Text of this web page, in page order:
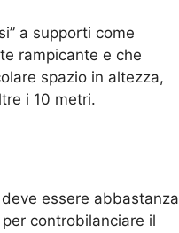
a supporti come
rampicante e che
spazio in altezza,
i 10 metri.
essere abbastanza
controbilanciare il